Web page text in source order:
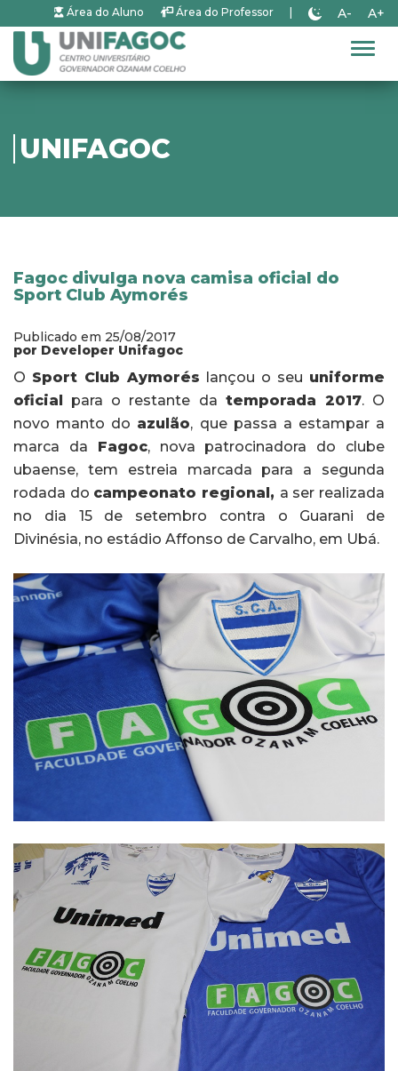
Área do Aluno Área do Professor A- A+
UNIFAGOC
Fagoc divulga nova camisa oficial do
Sport Club Aymorés
Publicado em 25/08/2017
por Developer Unifagoc
O Sport Club Aymorés lançou o seu uniforme
oficial para o restante da temporada 2017. O
novo manto do azulão, que passa a estampar a
marca da Fagoc, nova patrocinadora do clube
ubaense, tem estreia marcada para a segunda
rodada do campeonato regional, a ser realizada
no dia 15 de setembro contra o Guarani de
Divinésia, no estádio Affonso de Carvalho, em Ubá.